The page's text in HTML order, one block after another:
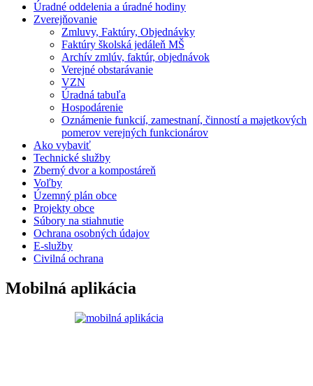
Úradné oddelenia a úradné hodiny
Zverejňovanie
Zmluvy, Faktúry, Objednávky
Faktúry školská jedáleň MŠ
Archív zmlúv, faktúr, objednávok
Verejné obstarávanie
VZN
Úradná tabuľa
Hospodárenie
Oznámenie funkcií, zamestnaní, činností a majetkových
pomerov verejných funkcionárov
Ako vybaviť
Technické služby
Zberný dvor a kompostáreň
Voľby
Územný plán obce
Projekty obce
Súbory na stiahnutie
Ochrana osobných údajov
E-služby
Civilná ochrana
Mobilná aplikácia